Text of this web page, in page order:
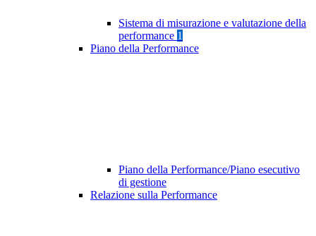
Sistema di misurazione e valutazione della
performance 1
Piano della Performance
Piano della Performance/Piano esecutivo
di gestione
Relazione sulla Performance